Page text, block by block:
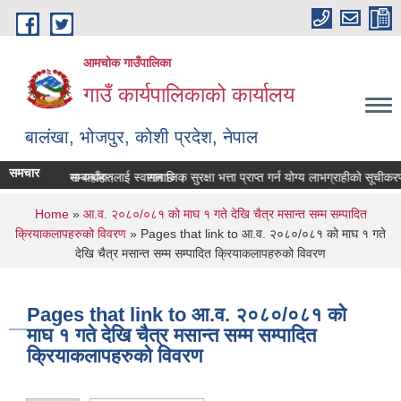
Skip to main content
आमचोक गाउँपालिका
गाउँ कार्यपालिकाको कार्यालय
बालंखा, भोजपुर, कोशी प्रदेश, नेपाल
WEBSITE मा यहाँहरुलाई स्वागत छ ।
समचारपेश गर्ने सम्बन्धमा। सामाजिक सुरक्षा भत्ता प्राप्‍त गर्न योग्य लाभग्राहीको
You are here
Home» आ.व. २०८०/०८१ को माघ १ गते देखि चैत्र मसान्त सम्म सम्पादित
क्रियाकलापहरुको विवरण » Pages that link to आ.व. २०८०/०८१ को माघ १ गते
देखि चैत्र मसान्त सम्म सम्पादित क्रियाकलापहरुको विवरण
Pages that link to आ.व. २०८०/०८१ को
माघ १ गते देखि चैत्र मसान्त सम्म सम्पादित
क्रियाकलापहरुको विवरण